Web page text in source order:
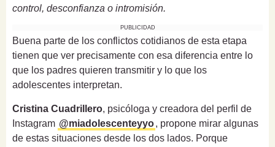
control, desconfianza o intromisión.
PUBLICIDAD
Buena parte de los conflictos cotidianos de esta etapa
tienen que ver precisamente con esa diferencia entre lo
que los padres quieren transmitir y lo que los
adolescentes interpretan.
Cristina Cuadrillero, psicóloga y creadora del perfil de
Instagram @miadolescenteyyo, propone mirar algunas
de estas situaciones desde los dos lados. Porque